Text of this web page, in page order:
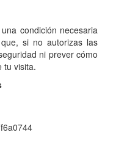
condición necesaria
si no autorizas las
ni prever cómo
tu visita.